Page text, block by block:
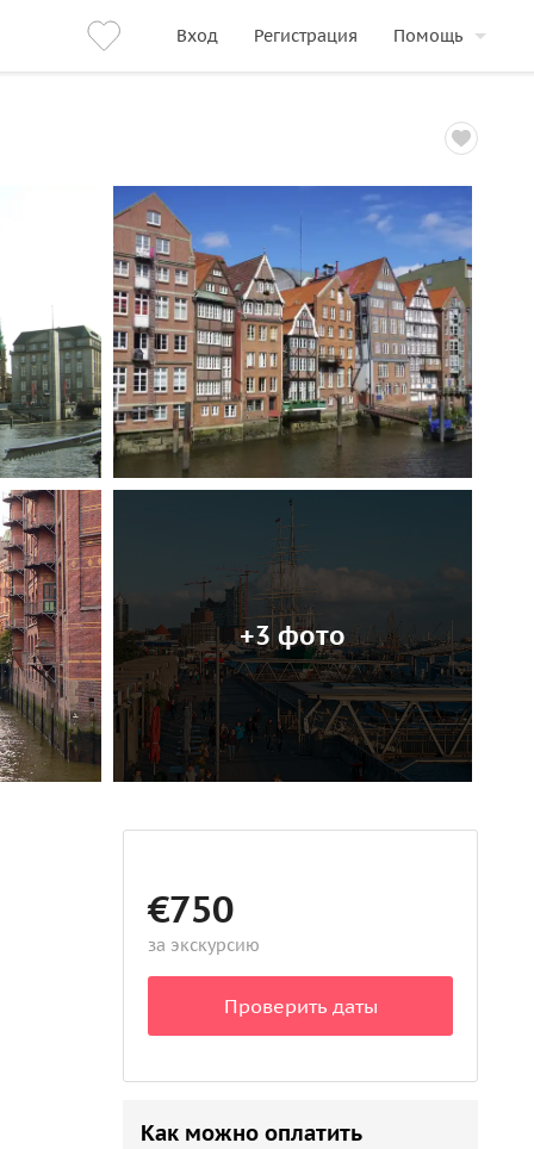
Вход Регистрация Помощь
+3 фото
€750
за экскурсию
Проверить даты
Как можно оплатить